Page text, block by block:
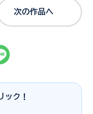
次の作品へ
ック！